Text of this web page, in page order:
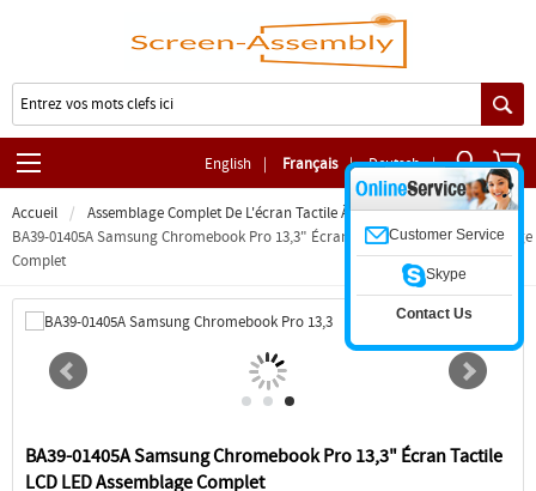
English | Français | Deutsch |
Accueil
Assemblage Complet De L'écran Tactile À Charnière
BA39-01405A Samsung Chromebook Pro 13,3" Écran Tactile LCD LED Assemblage
Complet
BA39-01405A Samsung Chromebook Pro 13,3" Écran Tactile
LCD LED Assemblage Complet
Customer Service
Skype
Contact Us